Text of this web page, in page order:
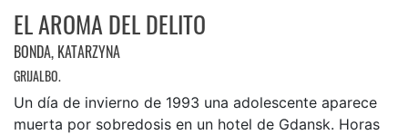
EL AROMA DEL DELITO
BONDA, KATARZYNA
GRIJALBO.
Un día de invierno de 1993 una adolescente aparece
muerta por sobredosis en un hotel de Gdansk. Horas